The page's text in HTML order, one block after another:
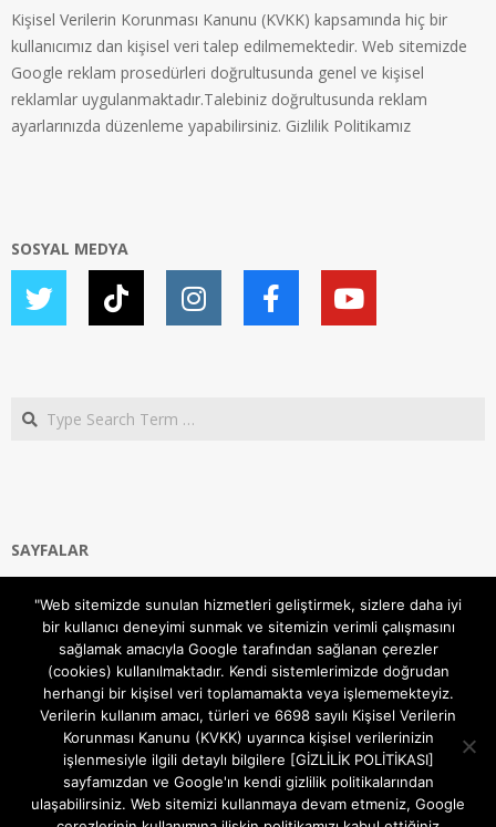
Kişisel Verilerin Korunması Kanunu (KVKK) kapsamında hiç bir
kullanıcımız dan kişisel veri talep edilmemektedir. Web sitemizde
Google reklam prosedürleri doğrultusunda genel ve kişisel
reklamlar uygulanmaktadır.Talebiniz doğrultusunda reklam
ayarlarınızda düzenleme yapabilirsiniz. Gizlilik Politikamız
SOSYAL MEDYA
Search
SAYFALAR
Gizlilik ve Çerezler (Cookies) Politikası
Hakkımızda
İletişim Kanalları
MODEM KURULUM
TEKNİK DESTEK
TELEVİZYON SİSTEMLERİ
"Web sitemizde sunulan hizmetleri geliştirmek, sizlere daha iyi
bir kullanıcı deneyimi sunmak ve sitemizin verimli çalışmasını
sağlamak amacıyla Google tarafından sağlanan çerezler
(cookies) kullanılmaktadır. Kendi sistemlerimizde doğrudan
herhangi bir kişisel veri toplamamakta veya işlememekteyiz.
Verilerin kullanım amacı, türleri ve 6698 sayılı Kişisel Verilerin
Korunması Kanunu (KVKK) uyarınca kişisel verilerinizin
işlenmesiyle ilgili detaylı bilgilere [GİZLİLİK POLİTİKASI]
sayfamızdan ve Google'ın kendi gizlilik politikalarından
ulaşabilirsiniz. Web sitemizi kullanmaya devam etmeniz, Google